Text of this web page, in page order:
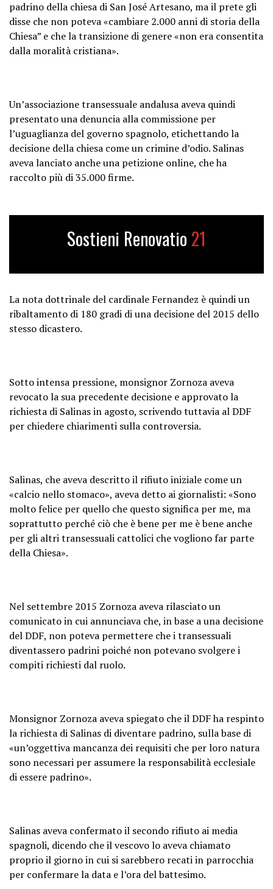
padrino della chiesa di San José Artesano, ma il prete gli
disse che non poteva «cambiare 2.000 anni di storia della
Chiesa” e che la transizione di genere «non era consentita
dalla moralità cristiana».
Un’associazione transessuale andalusa aveva quindi
presentato una denuncia alla commissione per
l’uguaglianza del governo spagnolo, etichettando la
decisione della chiesa come un crimine d’odio. Salinas
aveva lanciato anche una petizione online, che ha
raccolto più di 35.000 firme.
Sostieni Renovatio 21
La nota dottrinale del cardinale Fernandez è quindi un
ribaltamento di 180 gradi di una decisione del 2015 dello
stesso dicastero.
Sotto intensa pressione, monsignor Zornoza aveva
revocato la sua precedente decisione e approvato la
richiesta di Salinas in agosto, scrivendo tuttavia al DDF
per chiedere chiarimenti sulla controversia.
Salinas, che aveva descritto il rifiuto iniziale come un
«calcio nello stomaco», aveva detto ai giornalisti: «Sono
molto felice per quello che questo significa per me, ma
soprattutto perché ciò che è bene per me è bene anche
per gli altri transessuali cattolici che vogliono far parte
della Chiesa».
Nel settembre 2015 Zornoza aveva rilasciato un
comunicato in cui annunciava che, in base a una decisione
del DDF, non poteva permettere che i transessuali
diventassero padrini poiché non potevano svolgere i
compiti richiesti dal ruolo.
Monsignor Zornoza aveva spiegato che il DDF ha respinto
la richiesta di Salinas di diventare padrino, sulla base di
«un’oggettiva mancanza dei requisiti che per loro natura
sono necessari per assumere la responsabilità ecclesiale
di essere padrino».
Salinas aveva confermato il secondo rifiuto ai media
spagnoli, dicendo che il vescovo lo aveva chiamato
proprio il giorno in cui si sarebbero recati in parrocchia
per confermare la data e l’ora del battesimo.